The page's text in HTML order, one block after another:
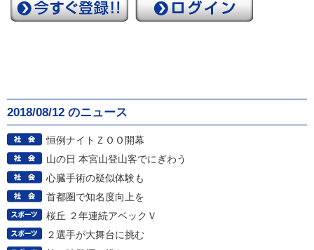
2018/08/12 のニュース
恒例ナイトＺＯＯ開幕
山の日 本宮山登山客でにぎわう
心臓手術の疑似体験も
首都圏で知名度向上を
桜丘 ２年連続アベックＶ
２選手が大舞台に挑む